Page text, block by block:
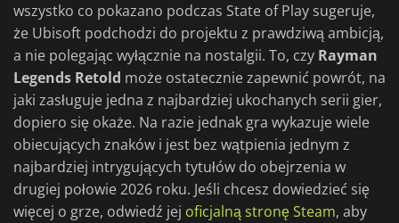
wszystko co pokazano podczas State of Play sugeruje,
że Ubisoft podchodzi do projektu z prawdziwą ambicją,
a nie polegając wyłącznie na nostalgii. To, czy Rayman
Legends Retold może ostatecznie zapewnić powrót, na
jaki zasługuje jedna z najbardziej ukochanych serii gier,
dopiero się okaże. Na razie jednak gra wykazuje wiele
obiecujących znaków i jest bez wątpienia jednym z
najbardziej intrygujących tytułów do obejrzenia w
drugiej połowie 2026 roku. Jeśli chcesz dowiedzieć się
więcej o grze, odwiedź jej oficjalną stronę Steam, aby